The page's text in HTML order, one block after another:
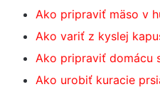
Ako pripraviť mäso v
Ako variť z kyslej
Ako pripraviť domácu
Ako urobiť kuracie